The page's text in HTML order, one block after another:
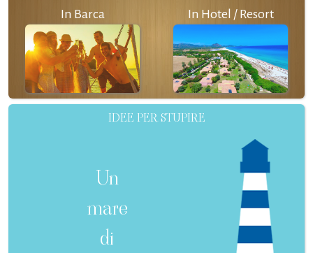
In Barca In Hotel / Resort
IDEE PER STUPIRE
Un
mare
di